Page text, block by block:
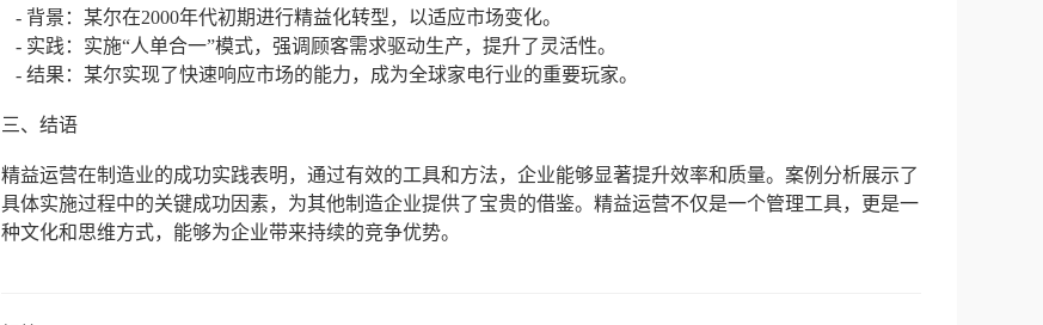
- 背景：某尔在2000年代初期进行精益化转型，以适应市场变化。
- 实践：实施“人单合一”模式，强调顾客需求驱动生产，提升了灵活性。
- 结果：某尔实现了快速响应市场的能力，成为全球家电行业的重要玩家。
三、结语
精益运营在制造业的成功实践表明，通过有效的工具和方法，企业能够显著提升效率和质量。案例分析展示了
具体实施过程中的关键成功因素，为其他制造企业提供了宝贵的借鉴。精益运营不仅是一个管理工具，更是一
种文化和思维方式，能够为企业带来持续的竞争优势。